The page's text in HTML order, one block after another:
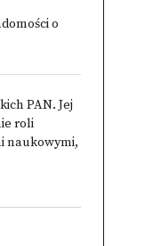
o
PAN. Jej
roli
naukowymi,